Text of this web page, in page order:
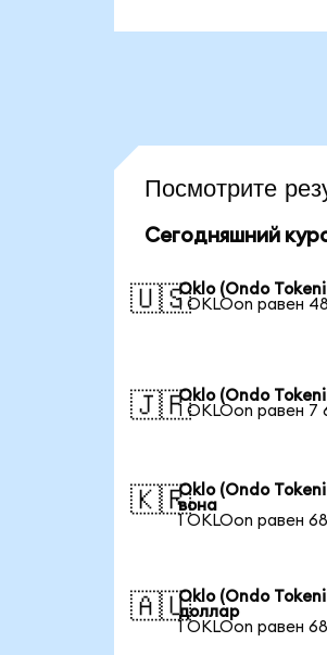
Посмотрите
Сегодняшний
🇺🇸Oklo (Ondo
1 OKLOon равен
🇯🇵Oklo (Ondo
1 OKLOon равен 7
🇰🇷Oklo (Ondo
вона
1 OKLOon равен
🇦🇺Oklo (Ondo
доллар
1 OKLOon равен